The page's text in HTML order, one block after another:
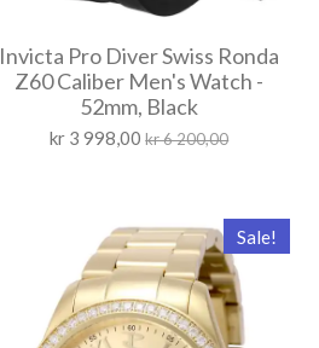
Invicta Pro Diver Swiss Ronda
Z60 Caliber Men's Watch -
52mm, Black
kr 3 998,00 kr 6 200,00
Sale!